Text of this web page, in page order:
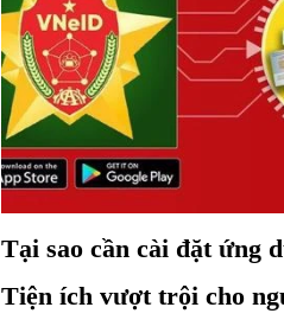
Tại sao cần cài đặt ứng
Tiện ích vượt trội cho